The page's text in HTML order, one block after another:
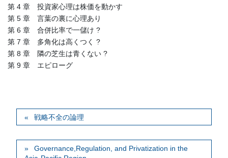
第 4 章 投資家心理は株価を動かす
第 5 章 言葉の裏に心理あり
第 6 章 合併比率で一儲け ?
第 7 章 多角化は高くつく ?
第 8 章 隣の芝生は青くない ?
第 9 章 エピローグ
戦略不全の論理
Governance,Regulation, and Privatization in the